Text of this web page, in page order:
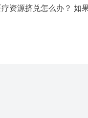
资源挤兑怎么办？ 如